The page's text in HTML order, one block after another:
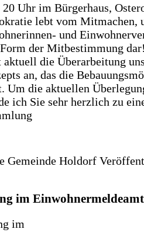
Uhr im Bürgerhaus,
lebt vom Mitmachen,
und
der Mitbestimmung
die Überarbeitung
an, das die
Um die aktuellen
ich Sie sehr herzlich zu
Gemeinde Holdorf
im Einwohnermeldeamt